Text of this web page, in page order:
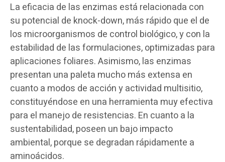
La eficacia de las enzimas está relacionada con
su potencial de knock-down, más rápido que el de
los microorganismos de control biológico, y con la
estabilidad de las formulaciones, optimizadas para
aplicaciones foliares. Asimismo, las enzimas
presentan una paleta mucho más extensa en
cuanto a modos de acción y actividad multisitio,
constituyéndose en una herramienta muy efectiva
para el manejo de resistencias. En cuanto a la
sustentabilidad, poseen un bajo impacto
ambiental, porque se degradan rápidamente a
aminoácidos.